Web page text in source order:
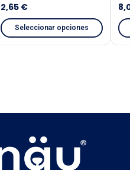
2,65 €
Seleccionar opciones